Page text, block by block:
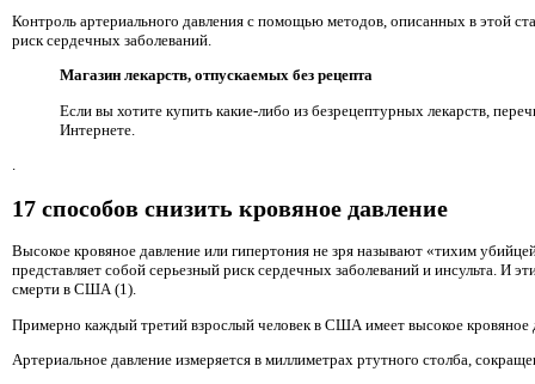
Контроль артериального давления с помощью методов, описанных в этой
риск сердечных заболеваний.
Магазин лекарств, отпускаемых без рецепта
Если вы хотите купить какие-либо из безрецептурных лекарств,
Интернете.
.
17 способов снизить кровяное давление
Высокое кровяное давление или гипертония не зря называют «тихим
представляет собой серьезный риск сердечных заболеваний и инсульта. И
смерти в США (1).
Примерно каждый третий взрослый человек в США имеет высокое кровяное
Артериальное давление измеряется в миллиметрах ртутного столба,